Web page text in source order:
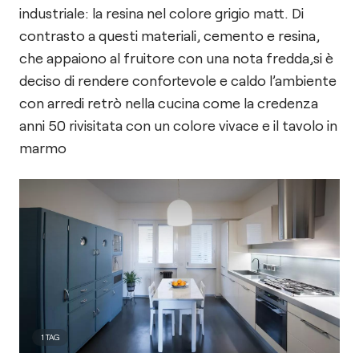
industriale: la resina nel colore grigio matt. Di
contrasto a questi materiali, cemento e resina,
che appaiono al fruitore con una nota fredda,si è
deciso di rendere confortevole e caldo l’ambiente
con arredi retrò nella cucina come la credenza
anni 50 rivisitata con un colore vivace e il tavolo in
marmo
1TAG